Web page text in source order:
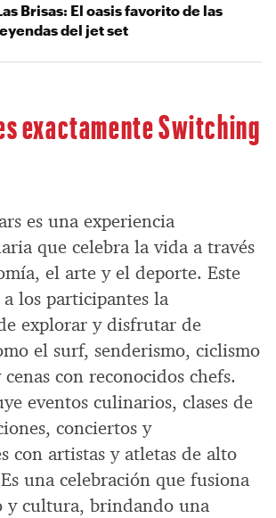
exactamente Switching
es una experiencia
que celebra la vida a través
el arte y el deporte. Este
los participantes la
explorar y disfrutar de
el surf, senderismo, ciclismo
con reconocidos chefs.
eventos culinarios, clases de
conciertos y
con artistas y atletas de alto
una celebración que fusiona
y cultura, brindando una
Brisas: El oasis favorito de las
del jet set